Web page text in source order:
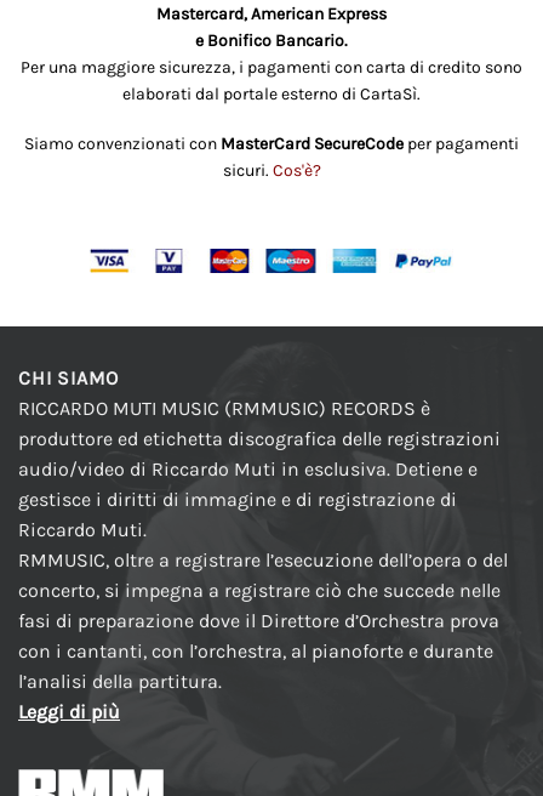
Mastercard, American Express
e Bonifico Bancario.
Per una maggiore sicurezza, i pagamenti con carta di credito sono
elaborati dal portale esterno di CartaSì.
Siamo convenzionati con MasterCard SecureCode per pagamenti
sicuri. Cos'è?
CHI SIAMO
RICCARDO MUTI MUSIC (RMMUSIC) RECORDS è
produttore ed etichetta discografica delle registrazioni
audio/video di Riccardo Muti in esclusiva. Detiene e
gestisce i diritti di immagine e di registrazione di
Riccardo Muti.
RMMUSIC, oltre a registrare l’esecuzione dell’opera o del
concerto, si impegna a registrare ciò che succede nelle
fasi di preparazione dove il Direttore d’Orchestra prova
con i cantanti, con l’orchestra, al pianoforte e durante
l’analisi della partitura.
Leggi di più